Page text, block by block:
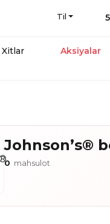
Til
Xitlar Aksiyalar
Johnson’s®
0 mahsulot